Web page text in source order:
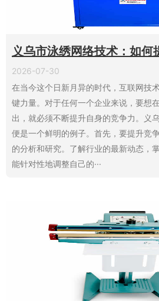
义乌市泳绣网络技术：如何
2026-07-30
在当今这个日新月异的时代，互联网技
键力量。对于任何一个企业来说，要想
出，就必须不断提升自身的竞争力。义
便是一个鲜明的例子。首先，要提升竞
的分析和研究。了解行业的最新动态，
能针对性地调整自己的···